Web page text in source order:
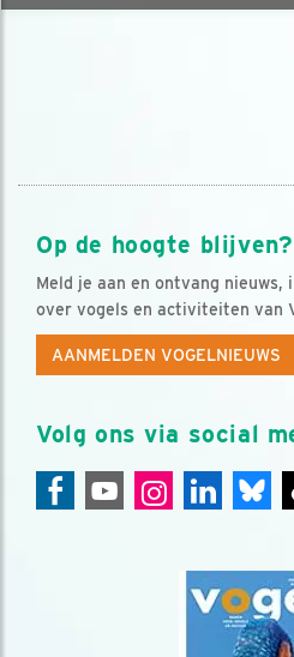
Op de hoogte blijven?
Meld je aan en ontvang
over vogels en activiteiten van
AANMELDEN VOGELNIEUWS
Volg ons via social